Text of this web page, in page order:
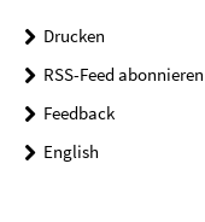
Drucken
RSS-Feed abonnieren
Feedback
English